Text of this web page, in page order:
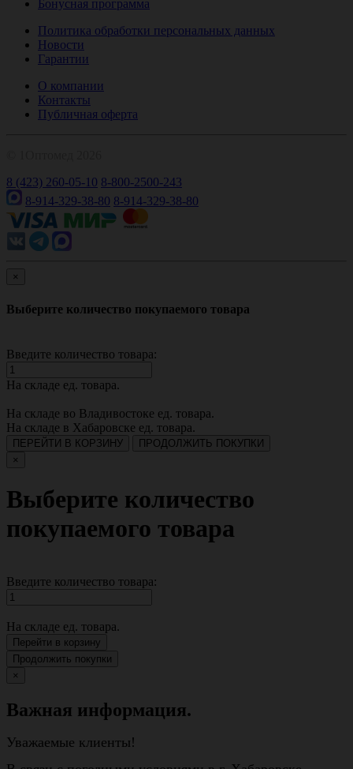
Бонусная программа
Политика обработки персональных данных
Новости
Гарантии
О компании
Контакты
Публичная оферта
8 (423) 260-05-10 8-800-2500-243
8-914-329-38-80 8-914-329-38-80
×
Выберите количество покупаемого товара
Введите количество товара:
На складе ед. товара.
На складе во Владивостоке ед. товара.
На складе в Хабаровске ед. товара.
ПЕРЕЙТИ В КОРЗИНУ
ПРОДОЛЖИТЬ ПОКУПКИ
×
Выберите количество
покупаемого товара
Введите количество товара:
На складе ед. товара.
Перейти в корзину
Продолжить покупки
×
Важная информация.
Уважаемые клиенты!